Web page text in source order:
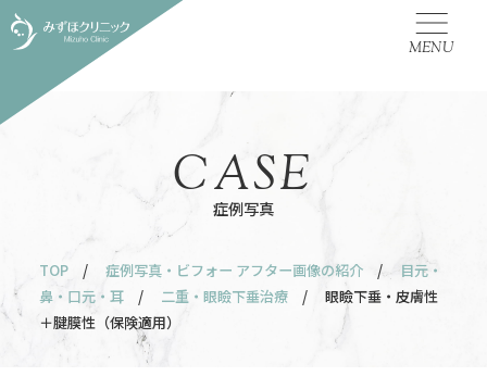
MENU
症例写真
CASE
TOP / 症例写真・ビフォー アフター画像の紹介 /
目元・
鼻・口元・耳
/ 二重・眼瞼下垂治療
/ 眼瞼下垂・皮膚性
＋腱膜性（保険適用）